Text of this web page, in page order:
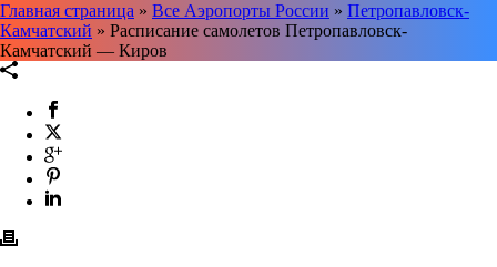
Главная страница » Все Аэропорты России » Петропавловск-
Камчатский » Расписание самолетов Петропавловск-
Камчатский — Киров